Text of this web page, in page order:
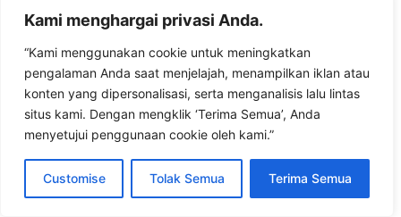
Kami menghargai privasi Anda.
“Kami menggunakan cookie untuk meningkatkan
pengalaman Anda saat menjelajah, menampilkan iklan atau
konten yang dipersonalisasi, serta menganalisis lalu lintas
situs kami. Dengan mengklik ‘Terima Semua’, Anda
menyetujui penggunaan cookie oleh kami.”
Customise Tolak Semua Terima Semua
Linux
Perintah Dasar Jaringan: Panduan Lengkap
Windows dan Linux
KOMUNIKASI
MODBUS
Antara